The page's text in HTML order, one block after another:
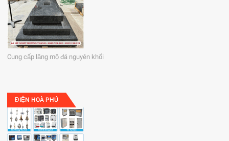
Cung cấp lăng mộ đá nguyên khối
ĐIỆN HOÀ PHÚ